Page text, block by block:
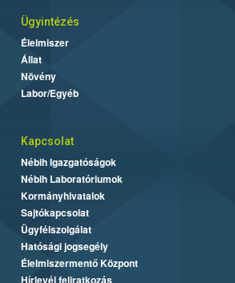
Ügyintézés
Élelmiszer
Állat
Növény
Labor/Egyéb
Kapcsolat
Nébih Igazgatóságok
Nébih Laboratóriumok
Kormányhivatalok
Sajtókapcsolat
Ügyfélszolgálat
Hatósági jogsegély
Élelmiszermentő Központ
Hírlevél feliratkozás